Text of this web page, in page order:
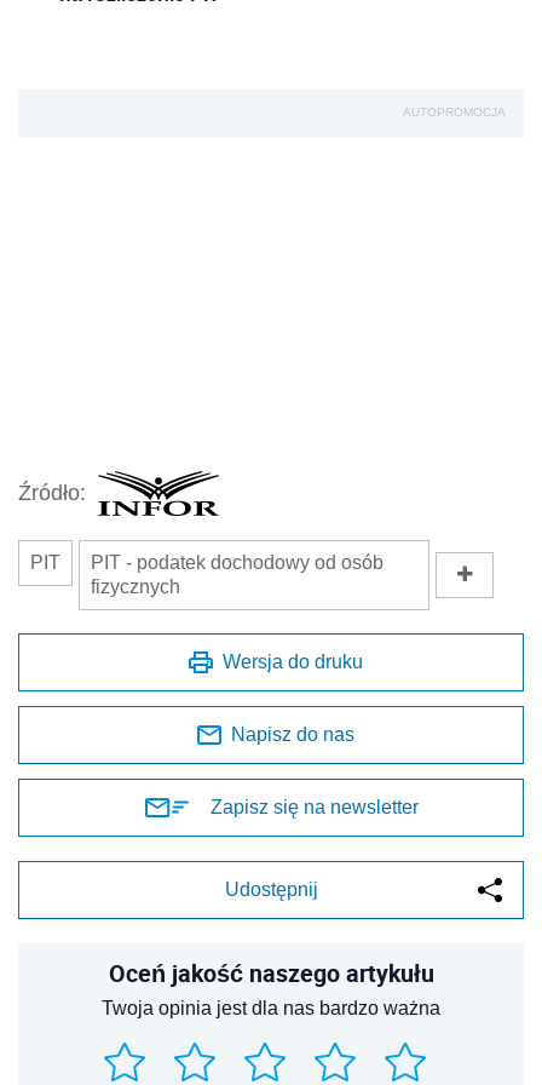
AUTOPROMOCJA
Źródło:
PIT
PIT - podatek dochodowy od osób
fizycznych
Wersja do druku
Napisz do nas
Zapisz się na newsletter
Udostępnij
Oceń jakość naszego artykułu
Twoja opinia jest dla nas bardzo ważna